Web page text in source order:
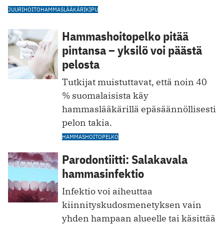
JUURIHOITOHAMMASLÄÄKÄRIKIPU
Hammashoitopelko pitää
pintansa – yksilö voi päästä
pelosta
Tutkijat muistuttavat, että noin 40
% suomalaisista käy
hammaslääkärillä epäsäännöllisesti
pelon takia.
HAMMASHOITOPELKO
Parodontiitti: Salakavala
hammasinfektio
Infektio voi aiheuttaa
kiinnityskudosmenetyksen vain
yhden hampaan alueelle tai käsittää